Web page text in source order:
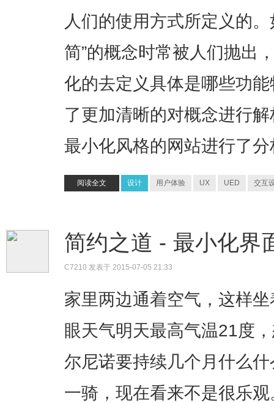
人们的使用方式所定义的。
简”的概念时常被人们抛出
化的去定义具体是哪些功
了更加清晰的对概念进行
最小化风格的网站进行了分
阅读全文 设计 用户体验 UX UED 交互
简约之道 - 最小化界
C7210 发表于 2015-07-05 21:33
家里两边通着空气，这样
眼天气明天最高气温21度
尔尼诺要持续几个月什么
一骑，现在看来不是很乐观